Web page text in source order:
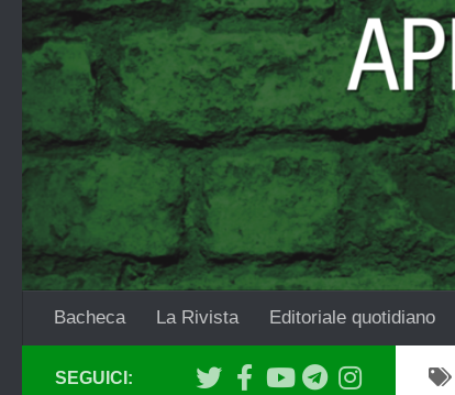
Salta al contenuto
Bacheca La Rivista Editoriale quotidiano
SEGUICI: